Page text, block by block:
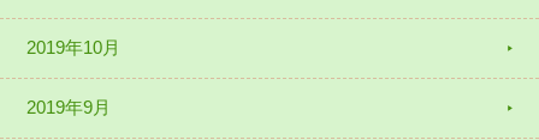
2019年10月
2019年9月